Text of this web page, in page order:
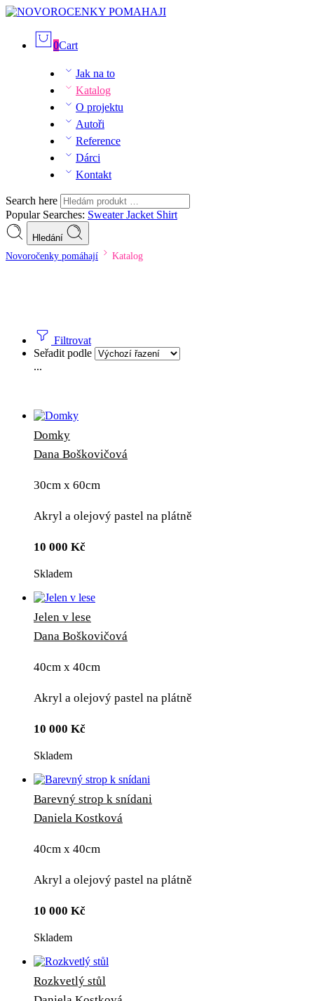
0Cart
Jak na to
Katalog
O projektu
Autoři
Reference
Dárci
Kontakt
Search here
Popular Searches: SweaterJacket Shirt
Hledání
Novoročenky pomáhají Katalog
Filtrovat
Seřadit podle
...
Domky
Dana Boškovičová
30cm x 60cm
Akryl a olejový pastel na plátně
10 000 Kč
Skladem
Jelen v lese
Dana Boškovičová
40cm x 40cm
Akryl a olejový pastel na plátně
10 000 Kč
Skladem
Barevný strop k snídani
Daniela Kostková
40cm x 40cm
Akryl a olejový pastel na plátně
10 000 Kč
Skladem
Rozkvetlý stůl